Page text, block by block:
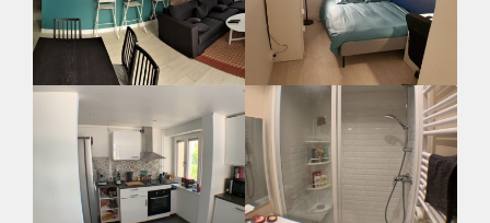
Geslacht huisgenoten: Gemengd